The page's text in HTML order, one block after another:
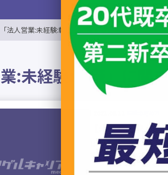
「法人営業:未経験:転職」に関する記事
業:未経験:転職」に関
【未経験で法人営
はじめに 今よりスキル
多いのではないでしょ